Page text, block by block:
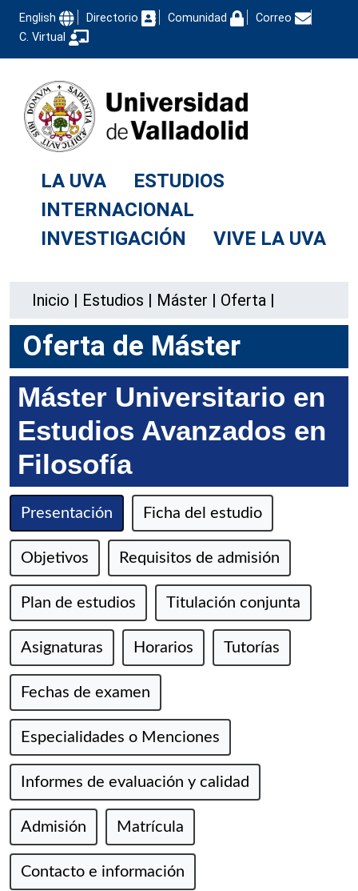
English Directorio Comunidad
Correo
C. Virtual
LA UVA
ESTUDIOS
INTERNACIONAL
INVESTIGACIÓN
VIVE LA UVA
Inicio | Estudios | Máster | Oferta |
Oferta de Máster
Máster Universitario en
Estudios Avanzados en
Filosofía
Presentación Ficha del estudio
Objetivos Requisitos de admisión
Plan de estudios Titulación conjunta
Asignaturas Horarios Tutorías
Fechas de examen
Especialidades o Menciones
Informes de evaluación y calidad
Admisión Matrícula
Contacto e información